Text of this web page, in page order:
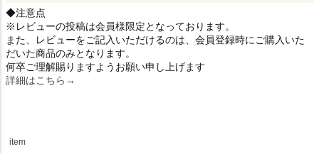
◆注意点
※レビューの投稿は会員様限定となっております。
また、レビューをご記入いただけるのは、会員登録時にご購入いた
だいた商品のみとなります。
何卒ご理解賜りますようお願い申し上げます
詳細はこちら→
item